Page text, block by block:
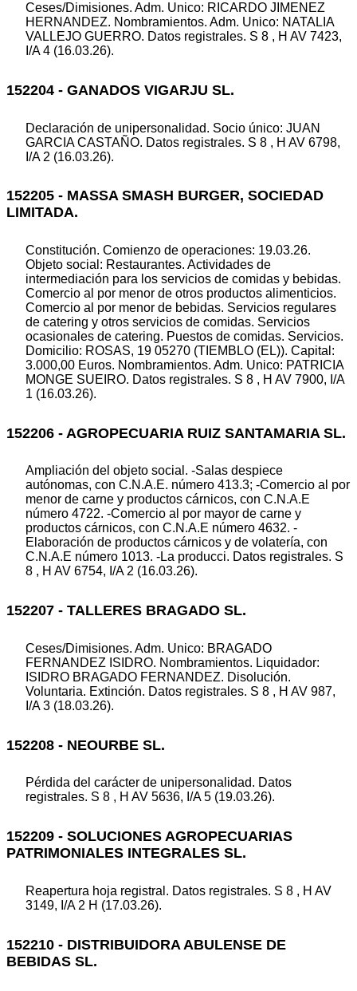
Ceses/Dimisiones. Adm. Unico: RICARDO JIMENEZ
HERNANDEZ. Nombramientos. Adm. Unico: NATALIA
VALLEJO GUERRO. Datos registrales. S 8 , H AV 7423,
I/A 4 (16.03.26).
152204 - GANADOS VIGARJU SL.
Declaración de unipersonalidad. Socio único: JUAN
GARCIA CASTAÑO. Datos registrales. S 8 , H AV 6798,
I/A 2 (16.03.26).
152205 - MASSA SMASH BURGER, SOCIEDAD
LIMITADA.
Constitución. Comienzo de operaciones: 19.03.26.
Objeto social: Restaurantes. Actividades de
intermediación para los servicios de comidas y bebidas.
Comercio al por menor de otros productos alimenticios.
Comercio al por menor de bebidas. Servicios regulares
de catering y otros servicios de comidas. Servicios
ocasionales de catering. Puestos de comidas. Servicios.
Domicilio: ROSAS, 19 05270 (TIEMBLO (EL)). Capital:
3.000,00 Euros. Nombramientos. Adm. Unico: PATRICIA
MONGE SUEIRO. Datos registrales. S 8 , H AV 7900, I/A
1 (16.03.26).
152206 - AGROPECUARIA RUIZ SANTAMARIA SL.
Ampliación del objeto social. -Salas despiece
autónomas, con C.N.A.E. número 413.3; -Comercio al por
menor de carne y productos cárnicos, con C.N.A.E
número 4722. -Comercio al por mayor de carne y
productos cárnicos, con C.N.A.E número 4632. -
Elaboración de productos cárnicos y de volatería, con
C.N.A.E número 1013. -La producci. Datos registrales. S
8 , H AV 6754, I/A 2 (16.03.26).
152207 - TALLERES BRAGADO SL.
Ceses/Dimisiones. Adm. Unico: BRAGADO
FERNANDEZ ISIDRO. Nombramientos. Liquidador:
ISIDRO BRAGADO FERNANDEZ. Disolución.
Voluntaria. Extinción. Datos registrales. S 8 , H AV 987,
I/A 3 (18.03.26).
152208 - NEOURBE SL.
Pérdida del carácter de unipersonalidad. Datos
registrales. S 8 , H AV 5636, I/A 5 (19.03.26).
152209 - SOLUCIONES AGROPECUARIAS
PATRIMONIALES INTEGRALES SL.
Reapertura hoja registral. Datos registrales. S 8 , H AV
3149, I/A 2 H (17.03.26).
152210 - DISTRIBUIDORA ABULENSE DE
BEBIDAS SL.